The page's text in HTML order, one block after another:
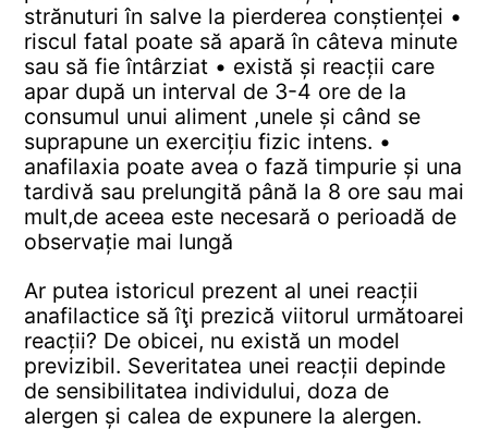
strănuturi în salve la pierderea conștienței •
riscul fatal poate să apară în câteva minute
sau să fie întârziat• există și reacții care
apar după un interval de 3-4 ore de la
consumul unui aliment ,unele și când se
suprapune un exercițiu fizic intens. •
anafilaxia poate avea o fază timpurie și una
tardivă sau prelungită până la 8 ore sau mai
mult,de aceea este necesară o perioadă de
observație mai lungă
Ar putea istoricul prezent al unei reacții
anafilactice să îţi prezică viitorul următoarei
reacții? De obicei, nu există un model
previzibil. Severitatea unei reacții depinde
de sensibilitatea individului, doza de
alergen și calea de expunere la alergen.